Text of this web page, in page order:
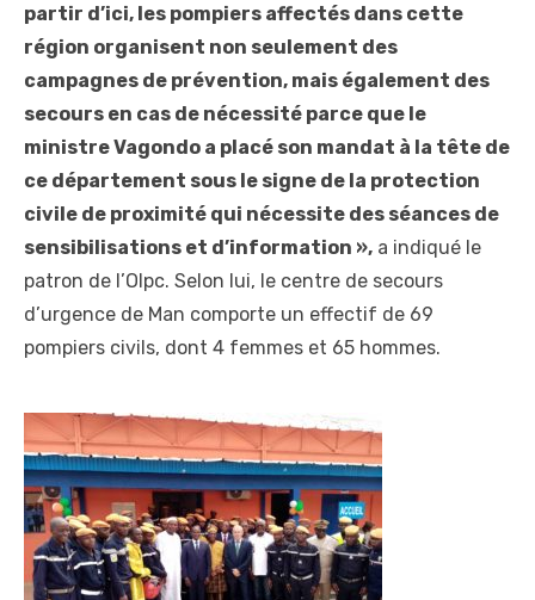
partir d’ici, les pompiers affectés dans cette
région organisent non seulement des
campagnes de prévention, mais également des
secours en cas de nécessité parce que le
ministre Vagondo a placé son mandat à la tête de
ce département sous le signe de la protection
civile de proximité qui nécessite des séances de
sensibilisations et d’information », a indiqué le
patron de l’Olpc. Selon lui, le centre de secours
d’urgence de Man comporte un effectif de 69
pompiers civils, dont 4 femmes et 65 hommes.